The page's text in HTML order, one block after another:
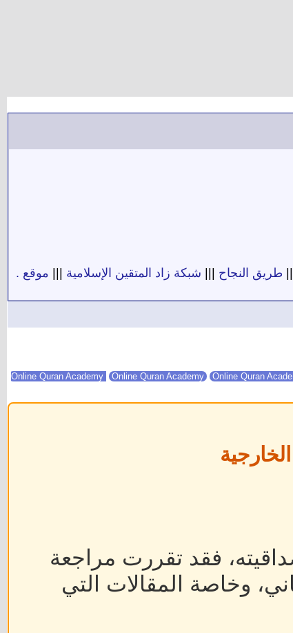
طريق النجاح شبكة زاد المتقين الإسلامية
موقع .
Online Quran Academy Online Quran
فقد تقررت مراجعة
وخاصة المقالات التي